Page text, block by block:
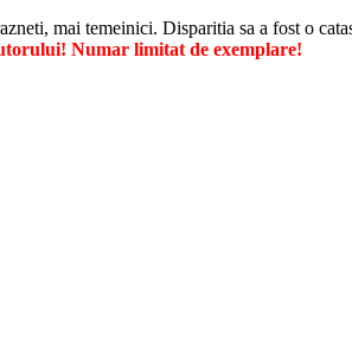
mai temeinici. Disparitia sa a fost o
Numar limitat de exemplare!